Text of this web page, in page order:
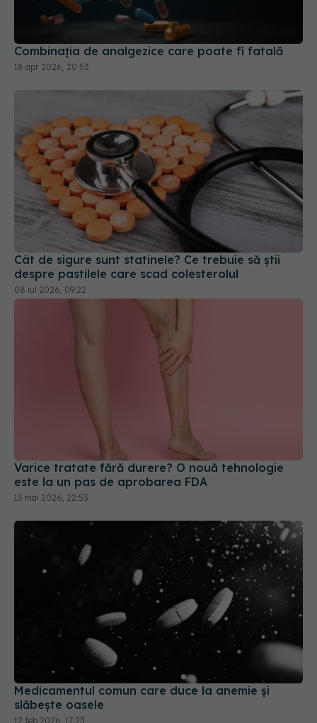
Combinația de analgezice care poate fi fatală
18 apr 2026, 20:53
Cât de sigure sunt statinele? Ce trebuie să știi
despre pastilele care scad colesterolul
08 iul 2026, 09:22
Varice tratate fără durere? O nouă tehnologie
este la un pas de aprobarea FDA
13 mai 2026, 22:53
Medicamentul comun care duce la anemie și
slăbește oasele
12 feb 2026, 17:23